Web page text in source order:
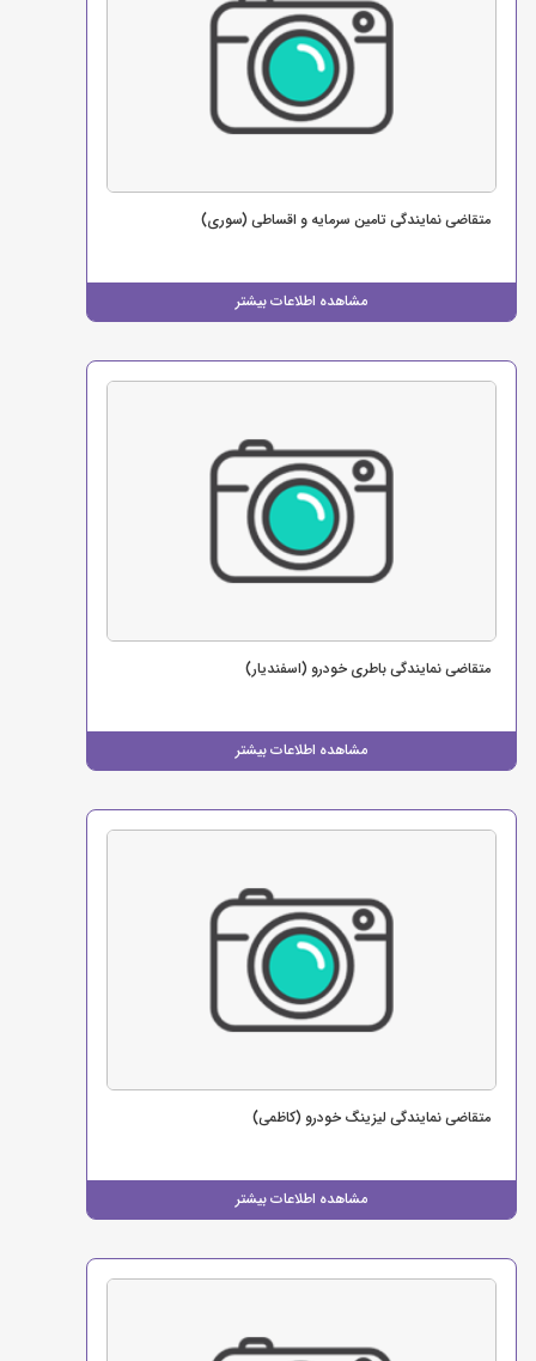
مشاهده اطلاعات بیشتر
متقاضی نمایندگی تامین سرمایه و اقساطی (سوری)
مشاهده اطلاعات بیشتر
متقاضی نمایندگی باطری خودرو (اسفندیار)
مشاهده اطلاعات بیشتر
متقاضی نمایندگی لیزینگ خودرو (کاظمی)